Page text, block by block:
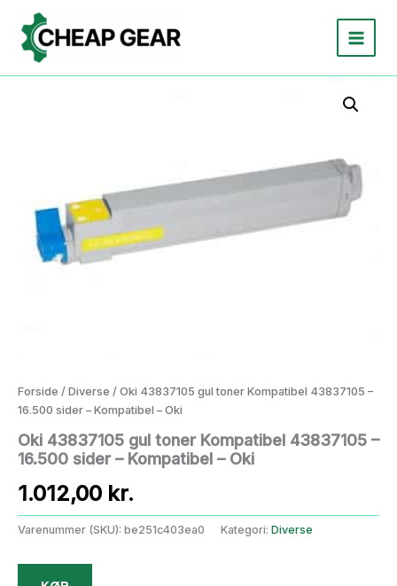
indholdet
Forside / Diverse / Oki 43837105 gul toner Kompatibel 43837105 –
16.500 sider – Kompatibel – Oki
Oki 43837105 gul toner Kompatibel 43837105 –
16.500 sider – Kompatibel – Oki
1.012,00 kr.
Varenummer (SKU): be251c403ea0 Kategori: Diverse